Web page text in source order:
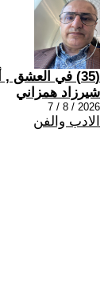
(35) في العشق , أنا المجنون وهي ذاتها ليلى
شيرزاد همزاني
2026 / 8 / 7
الادب والفن